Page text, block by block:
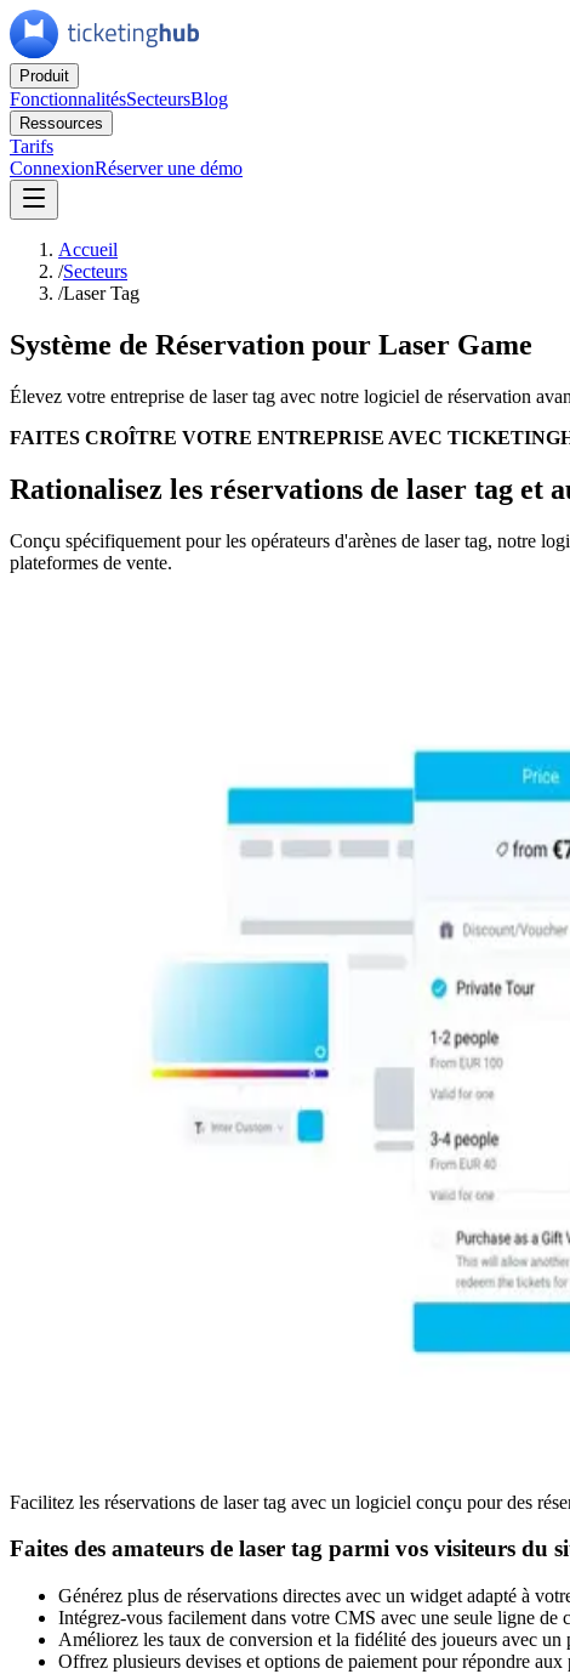
Produit
FonctionnalitésSecteursBlog
Ressources
Tarifs
ConnexionRéserver une démo
Accueil
/Secteurs
/Laser Tag
Système de Réservation pour Laser Game
Élevez votre entreprise de laser tag avec notre logiciel de réservation
FAITES CROÎTRE VOTRE ENTREPRISE AVEC
Rationalisez les réservations de laser tag et
Conçu spécifiquement pour les opérateurs d'arènes de laser tag, notre
plateformes de vente.
Facilitez les réservations de laser tag avec un logiciel conçu pour des
Faites des amateurs de laser tag parmi vos visiteurs du
Générez plus de réservations directes avec un widget adapté à
Intégrez-vous facilement dans votre CMS avec une seule ligne de
Améliorez les taux de conversion et la fidélité des joueurs avec un
Offrez plusieurs devises et options de paiement pour répondre aux